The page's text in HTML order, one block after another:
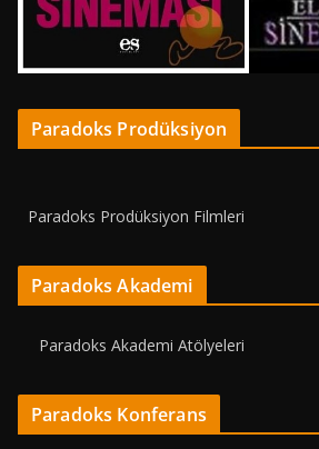
Paradoks Prodüksiyon
Paradoks Prodüksiyon Filmleri
Paradoks Akademi
Paradoks Akademi Atölyeleri
Paradoks Konferans